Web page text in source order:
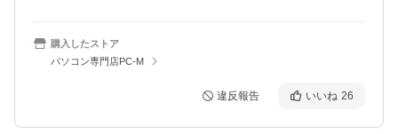
購入したストア
パソコン専門店PC-M
違反報告 いいね 26